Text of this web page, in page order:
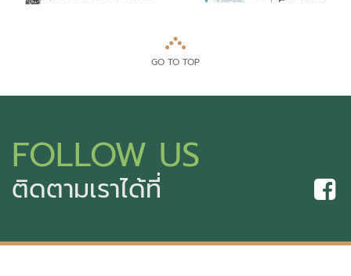
GO TO TOP
FOLLOW US
ติดตามเราได้ที่